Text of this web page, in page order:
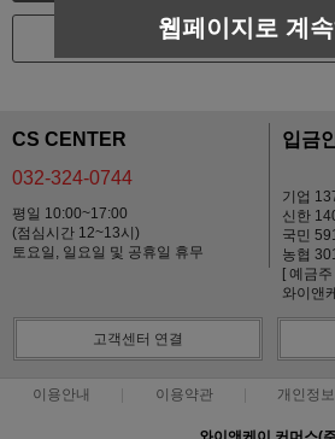
목록
CS CENTER
032-324-0744
평일 10:00~17:00
(점심시간 12~13시)
토요일, 일요일 및 공휴일 휴무
입금
기업
신한
국민
농협
[ 예금주
와이앤
고객센터 연결
이용안내 이용약관 개인정
웹페이지로 계속